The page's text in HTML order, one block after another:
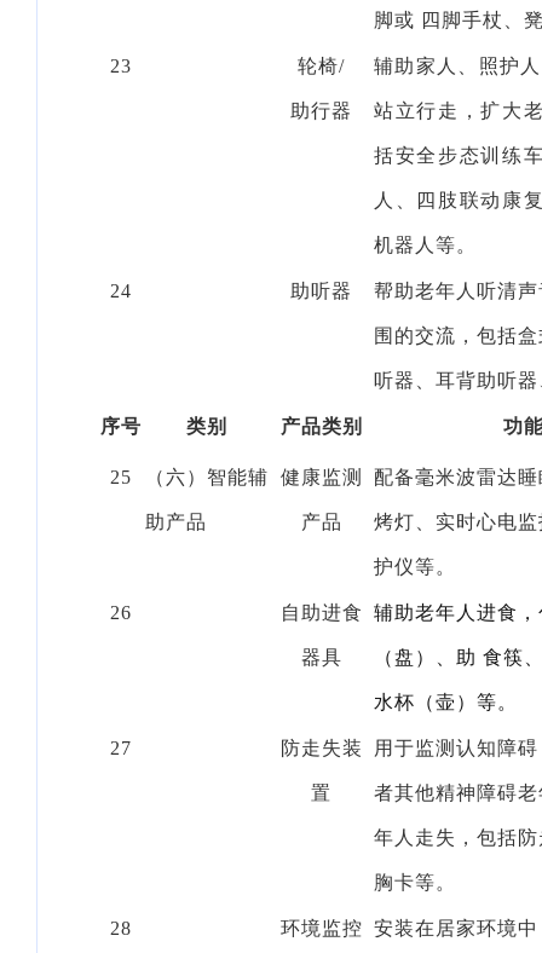
脚或 四脚手杖、
23 轮椅/
助行器
辅助家人、照护
站立行走，扩大
括安全步态训练
人、四肢联动康
机器人等。
24 助听器 帮助老年人听清
围的交流，包括
听器、耳背助听
序号 类别 产品类别 功
25 （六）智能辅
助产品
健康监测
产品
配备毫米波雷达
烤灯、实时心电
护仪等。
26 自助进食
器具
辅助老年人进食
（盘）、助 食筷
水杯（壶）等。
27 防走失装
置
用于监测认知障
者其他精神障碍
年人走失，包括
胸卡等。
28 环境监控 安装在居家环境